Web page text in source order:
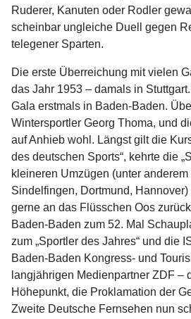
Ruderer, Kanuten oder Rodler
scheinbar ungleiche Duell gegen
telegener Sparten.
Die erste Überreichung mit vielen
das Jahr 1953 – damals in
Gala erstmals in Baden-Baden.
Wintersportler Georg Thoma, und
auf Anhieb wohl. Längst gilt die
des deutschen Sports“, kehrte die
kleineren Umzügen (unter
Sindelfingen, Dortmund,
gerne an das Flüsschen Oos
Baden-Baden zum 52. Mal
zum „Sportler des Jahres“ und die
Baden-Baden Kongress- und
langjährigen Medienpartner ZDF –
Höhepunkt, die Proklamation der
Zweite Deutsche Fernsehen nun